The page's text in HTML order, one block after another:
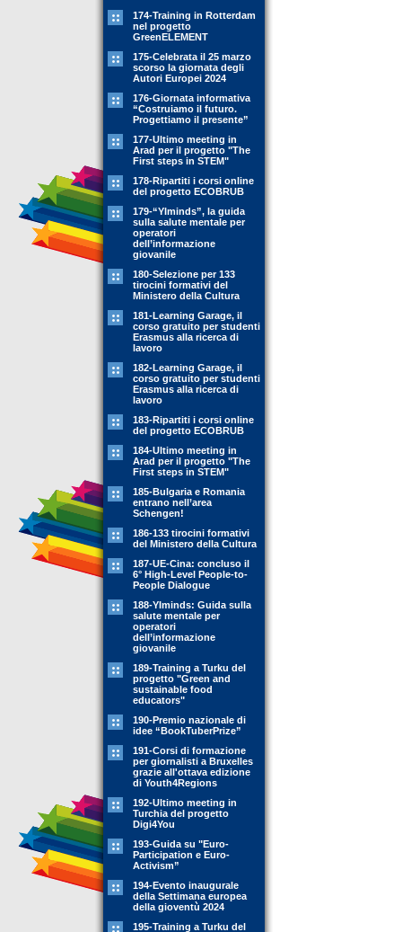
174-Training in Rotterdam
nel progetto
GreenELEMENT
175-Celebrata il 25 marzo
scorso la giornata degli
Autori Europei 2024
176-Giornata informativa
“Costruiamo il futuro.
Progettiamo il presente”
177-Ultimo meeting in
Arad per il progetto "The
First steps in STEM"
178-Ripartiti i corsi online
del progetto ECOBRUB
179-“YIminds”, la guida
sulla salute mentale per
operatori
dell’informazione
giovanile
180-Selezione per 133
tirocini formativi del
Ministero della Cultura
181-Learning Garage, il
corso gratuito per studenti
Erasmus alla ricerca di
lavoro
182-Learning Garage, il
corso gratuito per studenti
Erasmus alla ricerca di
lavoro
183-Ripartiti i corsi online
del progetto ECOBRUB
184-Ultimo meeting in
Arad per il progetto "The
First steps in STEM"
185-Bulgaria e Romania
entrano nell’area
Schengen!
186-133 tirocini formativi
del Ministero della Cultura
187-UE-Cina: concluso il
6° High-Level People-to-
People Dialogue
188-YIminds: Guida sulla
salute mentale per
operatori
dell’informazione
giovanile
189-Training a Turku del
progetto "Green and
sustainable food
educators"
190-Premio nazionale di
idee “BookTuberPrize”
191-Corsi di formazione
per giornalisti a Bruxelles
grazie all'ottava edizione
di Youth4Regions
192-Ultimo meeting in
Turchia del progetto
Digi4You
193-Guida su "Euro-
Participation e Euro-
Activism”
194-Evento inaugurale
della Settimana europea
della gioventù 2024
195-Training a Turku del